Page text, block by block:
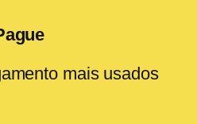
mais usados